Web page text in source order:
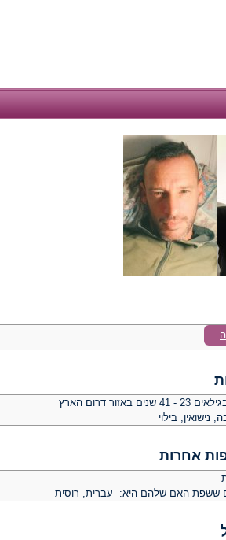
באזור דרום הארץ
נישואין, בילוי
אחרות
ששפת האם שלהם היא: עברית, רוסית